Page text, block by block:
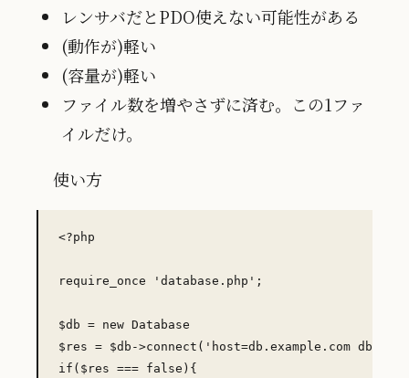
レンサバだとPDO使えない可能性がある
(動作が)軽い
(容量が)軽い
ファイル数を増やさずに済む。この1ファ
イルだけ。
使い方
<?php
require_once 'database.php';
$db = new Database
$res = $db->connect('host=db.example.com
if($res === false){